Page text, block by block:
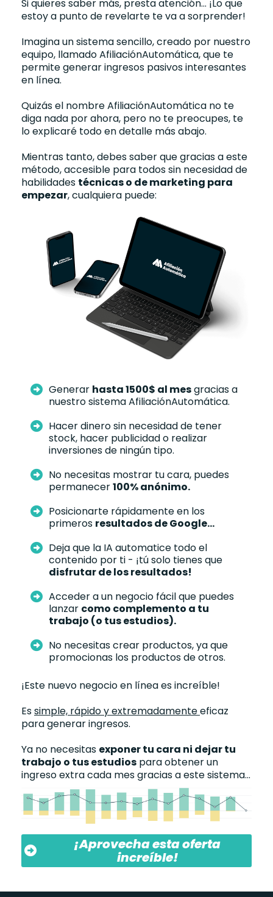
Si quieres saber más, presta atención... ¡Lo que
estoy a punto de revelarte te va a sorprender!
Imagina un sistema sencillo, creado por nuestro
equipo, llamado AfiliaciónAutomática, que te
permite generar ingresos pasivos interesantes
en línea.
Quizás el nombre AfiliaciónAutomática no te
diga nada por ahora, pero no te preocupes, te
lo explicaré todo en detalle más abajo.
Mientras tanto, debes saber que gracias a este
método, accesible para todos sin necesidad de
habilidades técnicas o de marketing para
empezar, cualquiera puede:
Generar hasta 1500$ al mesgracias a
nuestro sistema AfiliaciónAutomática.
Hacer dinero sin necesidad de tener
stock, hacer publicidad o realizar
inversiones de ningún tipo.
No necesitas mostrar tu cara, puedes
permanecer100% anónimo.
Posicionarte rápidamente en los
primeros resultados de Google...
Deja que la IA automatice todo el
contenido por ti - ¡tú solo tienes que
disfrutar de los resultados!
Acceder a un negocio fácil que puedes
lanzar como complemento a tu
trabajo (o tus estudios).
No necesitas crear productos, ya que
promocionas los productos de otros.
¡Este nuevo negocio en línea es increíble!
Essimple, rápido y extremadamenteeficaz
para generar ingresos.
Ya no necesitas exponer tu cara ni dejar tu
trabajo o tus estudios para obtener un
ingreso extra cada mes gracias a este sistema...
¡Aprovecha esta oferta
increíble!